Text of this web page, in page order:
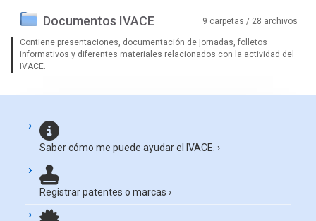
Documentos IVACE 9 carpetas / 28 archivos
Contiene presentaciones, documentación de jornadas, folletos
informativos y diferentes materiales relacionados con la actividad del
IVACE.
Saber cómo me puede ayudar el IVACE. ›
Registrar patentes o marcas ›